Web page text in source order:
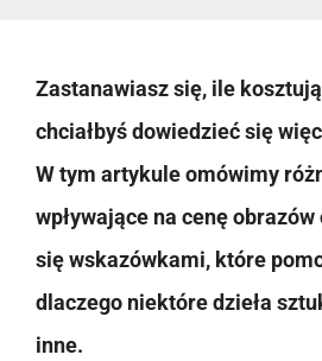
Zastanawiasz się, ile
chciałbyś dowiedzieć się
W tym artykule omówimy
wpływające na cenę
się wskazówkami, które
dlaczego niektóre dzieła
inne.